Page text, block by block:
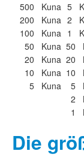
500 Kuna 5
200 Kuna 2
100 Kuna 1
50 Kuna 50
20 Kuna 20
10 Kuna 10
5 Kuna
5
2
1
Die